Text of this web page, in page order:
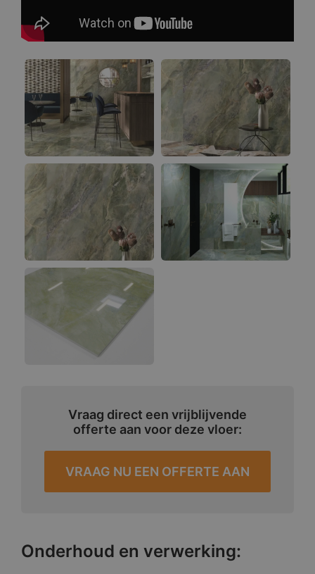
Vraag direct een vrijblijvende
offerte aan voor deze vloer:
VRAAG NU EEN OFFERTE AAN
Onderhoud en verwerking: